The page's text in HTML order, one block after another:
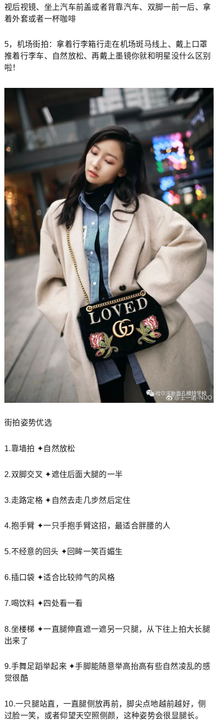
视后视镜、坐上汽车前盖或者背靠汽车、双脚一前一后、拿
着外套或者一杯咖啡
5，机场街拍：拿着行李箱行走在机场斑马线上、戴上口罩
推着行李车、自然放松、再戴上墨镜你就和明星没什么区别
啦！
街拍姿势优选
1.靠墙拍 ✦自然放松
2.双脚交叉 ✦遮住后面大腿的一半
3.走路定格 ✦自然去走几步然后定住
4.抱手臂 ✦一只手抱手臂这招，最适合胖腰的人
5.不经意的回头 ✦回眸一笑百媚生
6.插口袋 ✦适合比较帅气的风格
7.喝饮料 ✦四处看一看
8.坐楼梯 ✦一直腿伸直遮一遮另一只腿，从下往上拍大长腿
出来了
9.手舞足蹈举起来 ✦手脚能随意举高抬高有些自然凌乱的感
觉很酷
10.一只腿站直，一直腿侧放再前，脚尖点地越前越好，侧
过脸一笑，或者仰望天空照侧颜，这种姿势会很显腿长。